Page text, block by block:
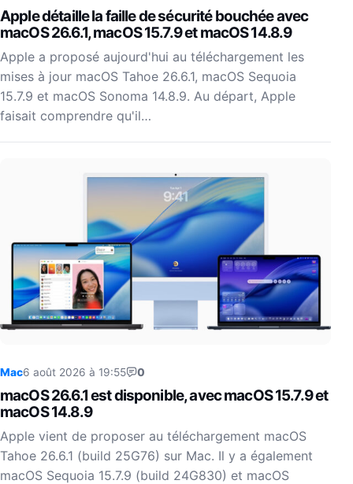
Apple détaille la faille de sécurité bouchée avec
macOS 26.6.1, macOS 15.7.9 et macOS 14.8.9
Apple a proposé aujourd'hui au téléchargement les
mises à jour macOS Tahoe 26.6.1, macOS Sequoia
15.7.9 et macOS Sonoma 14.8.9. Au départ, Apple
faisait comprendre qu'il…
Mac6 août 2026 à 19:55 0
macOS 26.6.1 est disponible, avec macOS 15.7.9 et
macOS 14.8.9
Apple vient de proposer au téléchargement macOS
Tahoe 26.6.1 (build 25G76) sur Mac. Il y a également
macOS Sequoia 15.7.9 (build 24G830) et macOS